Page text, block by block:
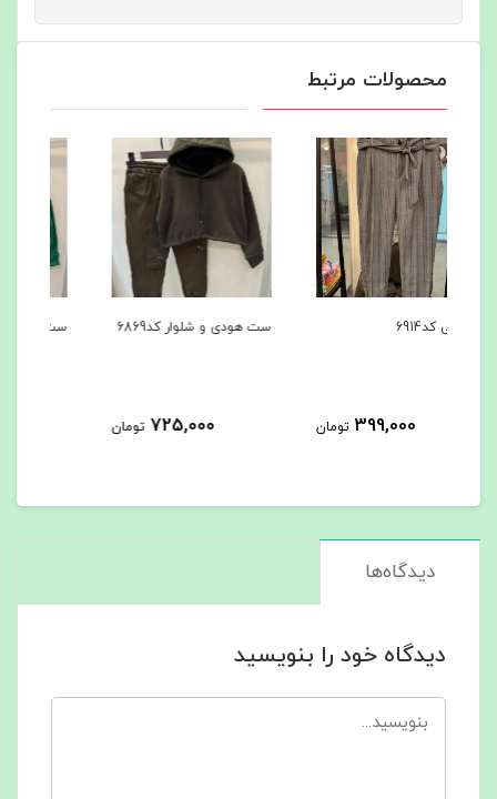
محصولات مرتبط
ست هودی و شلوار کد6869
725,000
ست هودی و شلوار کد6867
725,000
دیدگاه‌ها
دیدگاه خود را بنویسید